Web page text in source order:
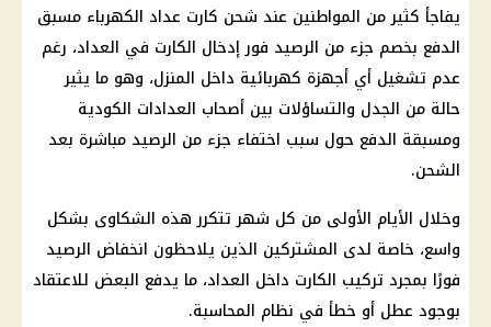
يفاجأ كثير من المواطنين عند شحن كارت عداد الكهرباء مسبق
الدفع بخصم جزء من الرصيد فور إدخال الكارت في العداد، رغم
عدم تشغيل أي أجهزة كهربائية داخل المنزل، وهو ما يثير
حالة من الجدل والتساؤلات بين أصحاب العدادات الكودية
ومسبقة الدفع حول سبب اختفاء جزء من الرصيد مباشرة بعد
الشحن.
وخلال الأيام الأولى من كل شهر تتكرر هذه الشكاوى بشكل
واسع، خاصة لدى المشتركين الذين يلاحظون انخفاض الرصيد
فورًا بمجرد تركيب الكارت داخل العداد، ما يدفع البعض للاعتقاد
بوجود عطل أو خطأ في نظام المحاسبة.